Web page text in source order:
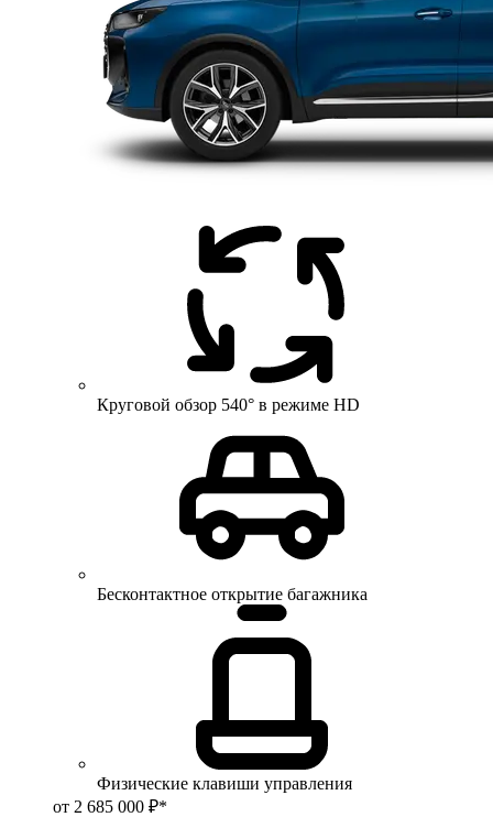
Круговой обзор 540° в режиме HD
Бесконтактное открытие багажника
Физические клавиши управления
от 2 685 000 ₽*